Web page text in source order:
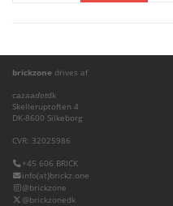
brickzone drives af
cazaadotdk
Skelleruptoften 4
DK-8600 Silkeborg
CVR: 32025986
+45 606 BRICK
info(at)brickz.one
@brickzone
@brickzonedk